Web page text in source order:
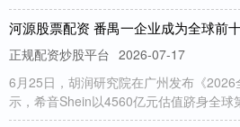
河源股票配资 番禺一企业成为全球前
正规配资炒股平台 2026-07-17
6月25日，胡润研究院在广州发布《
示，希音Shein以4560亿元估值跻身全球